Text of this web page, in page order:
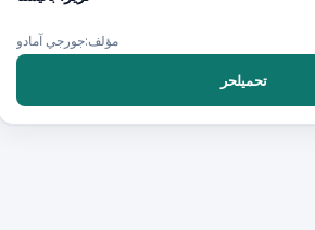
مؤلف:جورجي آمادو
تحميلحر